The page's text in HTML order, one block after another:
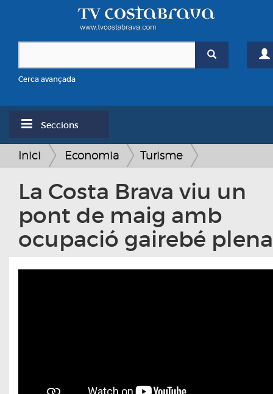
Cerca avançada
Seccions
Inici Economia Turisme
La Costa Brava viu un
pont de maig amb
ocupació gairebé plena